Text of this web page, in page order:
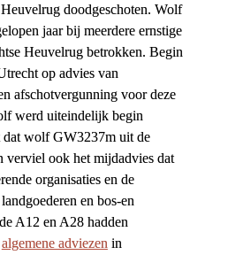
doodgeschoten. Wolf
jaar bij meerdere ernstige
Heuvelrug betrokken. Begin
op advies van
afschotvergunning voor deze
werd uiteindelijk begin
dat wolf GW3237m uit de
verviel ook het mijdadvies dat
organisaties en de
en bos-en
A12 en A28 hadden
algemene adviezen in